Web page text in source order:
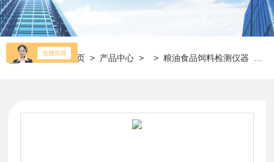
当前位置：首页 > 产品中心 > >粮油食品饲料检测仪器